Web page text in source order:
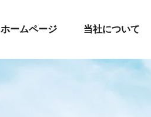
ホームページ 当社について